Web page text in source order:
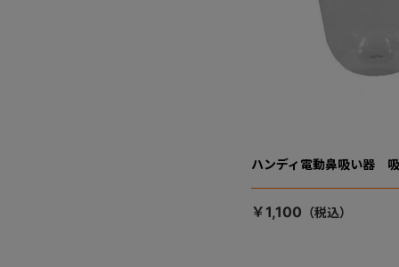
ハンディ電動鼻吸い器
￥1,100